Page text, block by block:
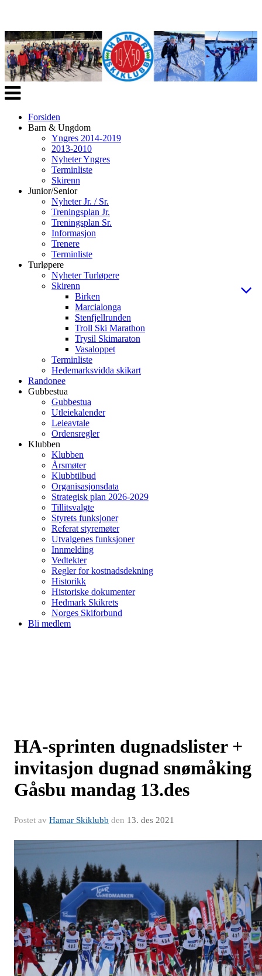
Veksle
navigasjon
Forsiden
Barn & Ungdom
Yngres 2014-2019
2013-2010
Nyheter Yngres
Terminliste
Skirenn
Junior/Senior
Nyheter Jr. / Sr.
Treningsplan Jr.
Treningsplan Sr.
Informasjon
Trenere
Terminliste
Turløpere
Nyheter Turløpere
Skirenn
Birken
Marcialonga
Stenfjellrunden
Troll Ski Marathon
Trysil Skimaraton
Vasaloppet
Terminliste
Hedemarksvidda skikart
Randonee
Gubbestua
Gubbestua
Utleiekalender
Leieavtale
Ordensregler
Klubben
Klubben
Årsmøter
Klubbtilbud
Organisasjonsdata
Strategisk plan 2026-2029
Tillitsvalgte
Styrets funksjoner
Referat styremøter
Utvalgenes funksjoner
Innmelding
Vedtekter
Regler for kostnadsdekning
Historikk
Historiske dokumenter
Hedmark Skikrets
Norges Skiforbund
Bli medlem
HA-sprinten dugnadslister +
invitasjon dugnad snømåking
Gåsbu mandag 13.des
Postet av Hamar Skiklubb den 13. des 2021